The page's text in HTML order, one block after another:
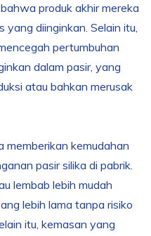
produk akhir mereka
yang diinginkan. Selain itu,
pertumbuhan
dalam pasir, yang
atau bahkan merusak
memberikan kemudahan
pasir silika di pabrik.
lembab lebih mudah
lebih lama tanpa risiko
itu, kemasan yang